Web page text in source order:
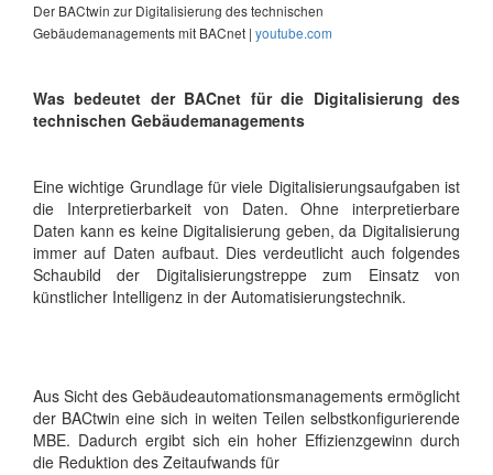
Der BACtwin zur Digitalisierung des technischen
Gebäudemanagements mit BACnet | youtube.com
Was bedeutet der BACnet für die Digitalisierung des
technischen Gebäudemanagements
Eine wichtige Grundlage für viele Digitalisierungsaufgaben ist
die Interpretierbarkeit von Daten. Ohne interpretierbare
Daten kann es keine Digitalisierung geben, da Digitalisierung
immer auf Daten aufbaut. Dies verdeutlicht auch folgendes
Schaubild der Digitalisierungstreppe zum Einsatz von
künstlicher Intelligenz in der Automatisierungstechnik.
Aus Sicht des Gebäudeautomationsmanagements ermöglicht
der BACtwin eine sich in weiten Teilen selbstkonfigurierende
MBE. Dadurch ergibt sich ein hoher Effizienzgewinn durch
die Reduktion des Zeitaufwands für